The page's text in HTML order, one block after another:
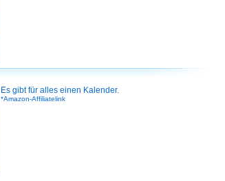
Es gibt für alles einen Kalender.
*Amazon-Affiliatelink